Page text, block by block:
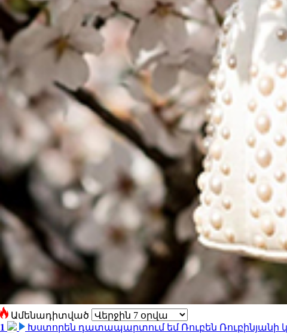
Ամենադիտված
1
Խստորեն դատապարտում եմ Ռուբեն Ռուբինյանի